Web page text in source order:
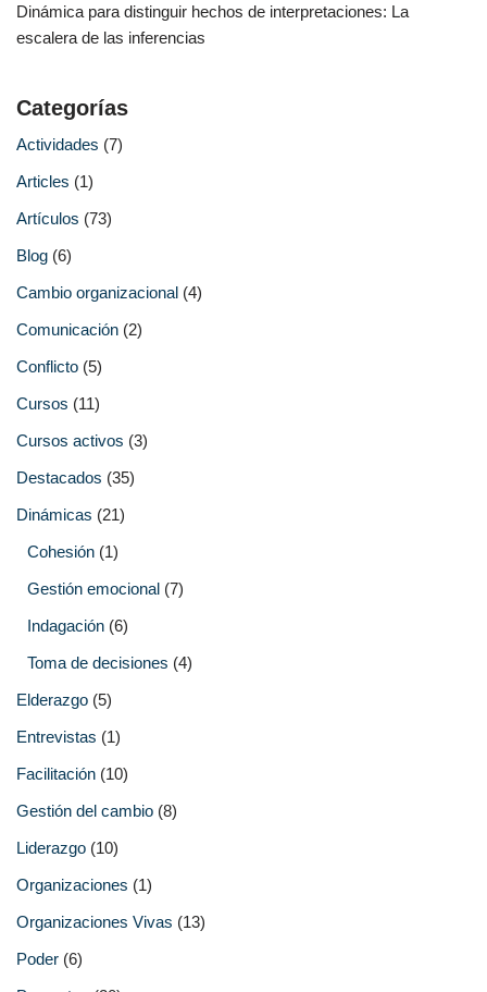
Dinámica para distinguir hechos de interpretaciones: La
escalera de las inferencias
Categorías
Actividades (7)
Articles (1)
Artículos (73)
Blog (6)
Cambio organizacional (4)
Comunicación (2)
Conflicto (5)
Cursos (11)
Cursos activos (3)
Destacados (35)
Dinámicas (21)
Cohesión (1)
Gestión emocional (7)
Indagación (6)
Toma de decisiones (4)
Elderazgo (5)
Entrevistas (1)
Facilitación (10)
Gestión del cambio (8)
Liderazgo (10)
Organizaciones (1)
Organizaciones Vivas (13)
Poder (6)